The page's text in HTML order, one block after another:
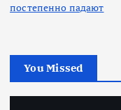
постепенно падают
You Missed